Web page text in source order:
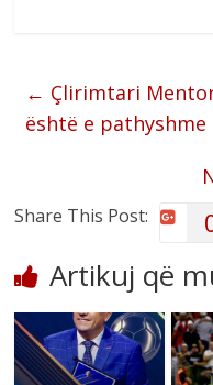
← Çlirimtari
është e
Share This Post:
Artikuj që